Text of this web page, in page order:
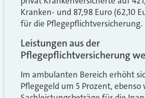
Kranken- und 87,98 Euro (62,10
für die Pflegepflichtversicherung.
Leistungen aus der
Pflegepflichtversicherung
Im ambulanten Bereich erhöht
Pflegegeld um 5 Prozent, ebenso